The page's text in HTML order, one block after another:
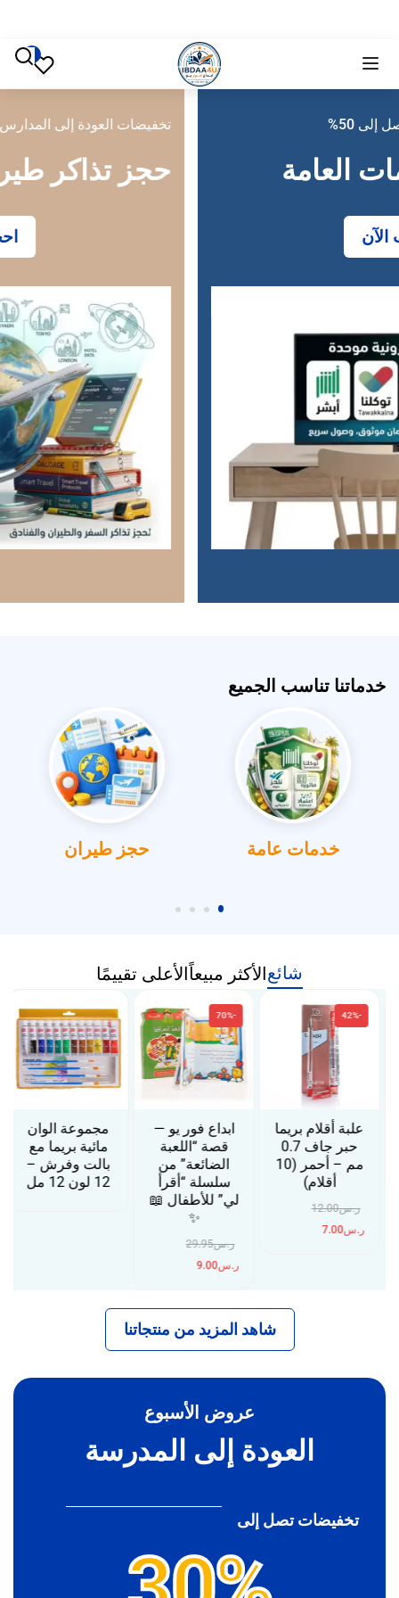
تخفيضات العودة إلى المدارس تصل إلى 50%
حجز تذاكر طيران
خدماتنا تناسب الجميع
خدمات عامة حجز طيران
شائعالأكثر مبيعاًالأعلى تقييمًا
علبة أقلام بريما
حبر جاف 0.7
مم – أحمر (10
أقلام)
ر.س12.00
ر.س7.00
ابداع فور يو —
قصة “اللعبة
الضائعة” من
سلسلة “أقرأ
لي” للأطفال 📖
✨
ر.س29.95
ر.س9.00
مجموعة الوان
مائية بريما مع
بالت وفرش –
12 لون 12 مل
شاهد المزيد من منتجاتنا
عروض الأسبوع
العودة إلى المدرسة
تخفيضات تصل إلى